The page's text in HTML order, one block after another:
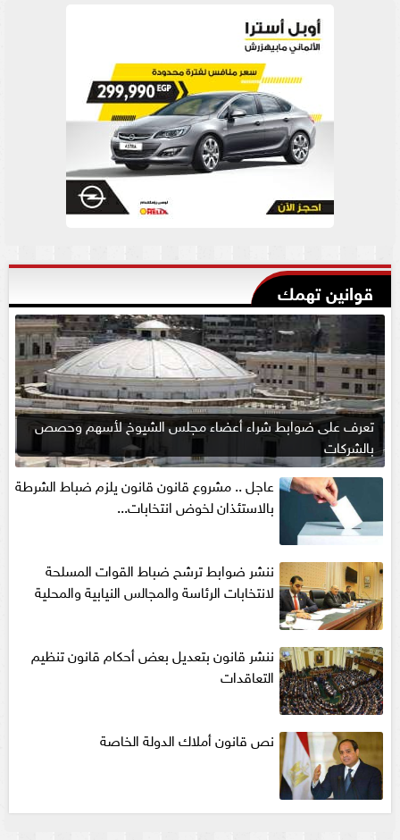
قوانين تهمك
تعرف على ضوابط شراء أعضاء مجلس الشيوخ لأسهم وحصص
بالشركات
عاجل .. مشروع قانون قانون يلزم ضباط الشرطة
بالاستئذان لخوض انتخابات...
ننشر ضوابط ترشح ضباط القوات المسلحة
لانتخابات الرئاسة والمجالس النيابية والمحلية‎
ننشر قانون بتعديل بعض أحكام قانون تنظيم
التعاقدات
نص قانون أملاك الدولة الخاصة